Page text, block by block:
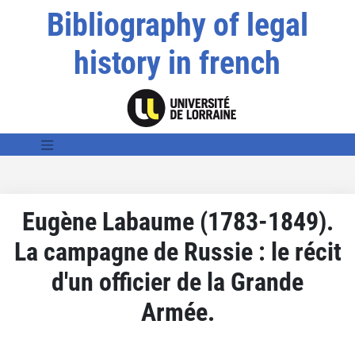
Bibliography of legal
history in french
Eugène Labaume (1783-1849).
La campagne de Russie : le récit
d'un officier de la Grande
Armée.